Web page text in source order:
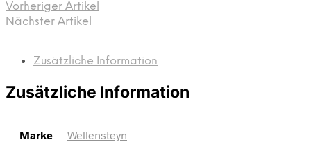
Vorheriger Artikel
Nächster Artikel
Zusätzliche Information
Zusätzliche Information
Marke Wellensteyn